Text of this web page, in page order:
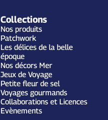
Collections
Nos produits
Patchwork
Les délices de la belle
époque
Nos décors Mer
Jeux de Voyage
Petite fleur de sel
Voyages gourmands
Collaborations et Licences
Evènements